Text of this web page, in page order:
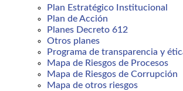
Plan Estratégico Institucional
Plan de Acción
Planes Decreto 612
Otros planes
Programa de transparencia y
Mapa de Riesgos de Procesos
Mapa de Riesgos de Corrupción
Mapa de otros riesgos